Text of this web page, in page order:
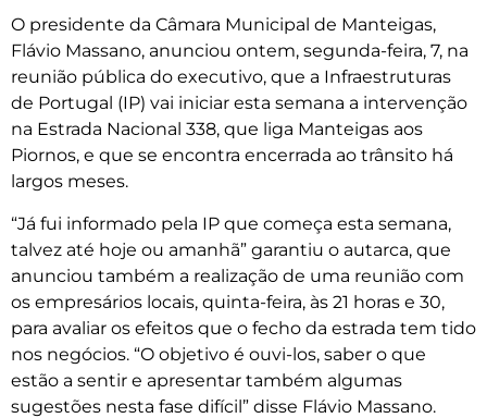
O presidente da Câmara Municipal de Manteigas,
Flávio Massano, anunciou ontem, segunda-feira, 7, na
reunião pública do executivo, que a Infraestruturas
de Portugal (IP) vai iniciar esta semana a intervenção
na Estrada Nacional 338, que liga Manteigas aos
Piornos, e que se encontra encerrada ao trânsito há
largos meses.
“Já fui informado pela IP que começa esta semana,
talvez até hoje ou amanhã” garantiu o autarca, que
anunciou também a realização de uma reunião com
os empresários locais, quinta-feira, às 21 horas e 30,
para avaliar os efeitos que o fecho da estrada tem tido
nos negócios. “O objetivo é ouvi-los, saber o que
estão a sentir e apresentar também algumas
sugestões nesta fase difícil” disse Flávio Massano.